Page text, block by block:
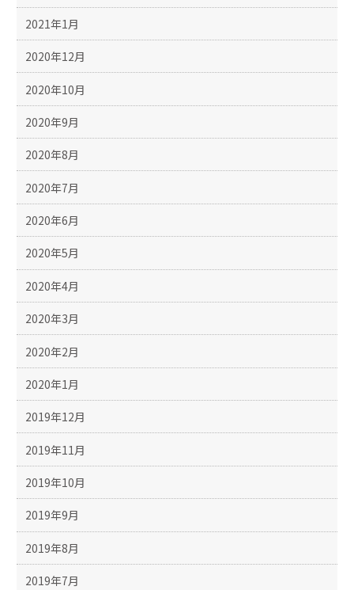
2021年1月
2020年12月
2020年10月
2020年9月
2020年8月
2020年7月
2020年6月
2020年5月
2020年4月
2020年3月
2020年2月
2020年1月
2019年12月
2019年11月
2019年10月
2019年9月
2019年8月
2019年7月